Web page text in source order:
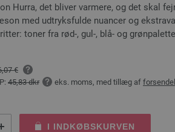
Hurra, det bliver varmere, og det skal
med udtryksfulde nuancer og
toner fra rød-, gul-, blå- og
€
45,83 dkr eks. moms, med tillæg af
I INDKØBSKURVEN